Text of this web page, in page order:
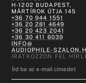
H-1202 BUDAPEST,
MÁRTÍROK ÚTJA 145
+36 70 944 1551
+36 20 281 4649
+36 20 423 2041
+36 30 411 6039
INFO@
AUDIOPHILE-
IRATKOZZON FEL